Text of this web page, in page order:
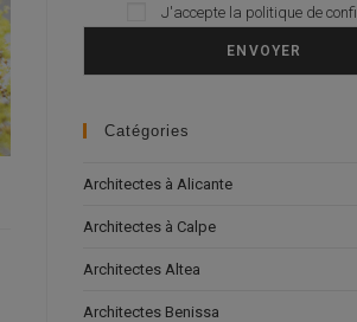
Please leave
J'accepte la politique de
Catégories
Architectes à Alicante
Architectes à Calpe
Architectes Altea
Architectes Benissa